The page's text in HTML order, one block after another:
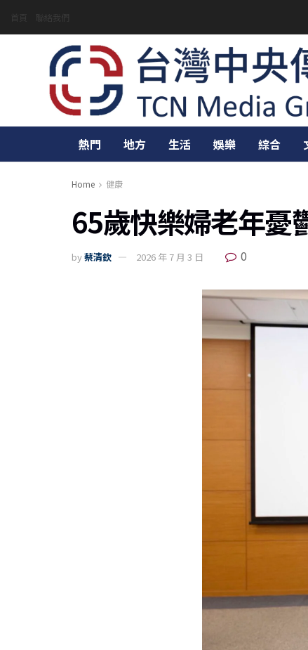
首頁
熱門 地方 生活 娛樂 綜合
Home 健康
65歲快樂婦老年憂
by蔡清欽 2026 年 7 月 3 日 0